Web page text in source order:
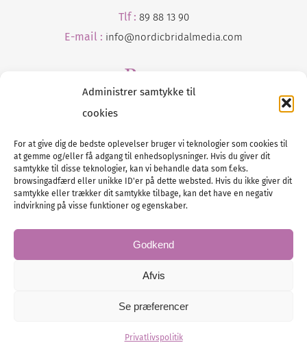
Administrer samtykke til
cookies
For at give dig de bedste oplevelser bruger vi teknologier som cookies til
at gemme og/eller få adgang til enhedsoplysninger. Hvis du giver dit
samtykke til disse teknologier, kan vi behandle data som f.eks.
browsingadfærd eller unikke ID'er på dette websted. Hvis du ikke giver dit
samtykke eller trækker dit samtykke tilbage, kan det have en negativ
indvirkning på visse funktioner og egenskaber.
Godkend
Afvis
Se præferencer
Privatlivspolitik
Tlf : 89 88 13 90
E-mail : info@nordicbridalmedia.com
Presse
Tilmeld dig vores
Tel :89 88 13 90
© All rights reserved.